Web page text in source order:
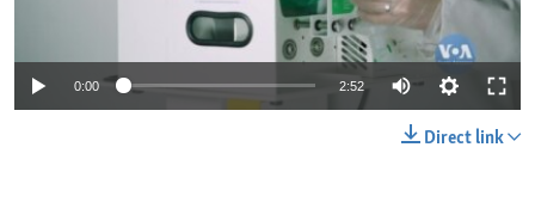
0:00 2:52
Direct link